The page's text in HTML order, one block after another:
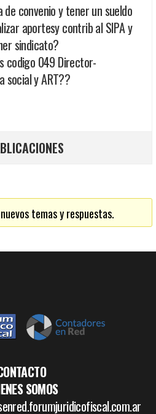
convenio y tener un sueldo
aportesy contrib al SIPA y
sindicato?
codigo 049 Director-
social y ART??
temas y respuestas.
SOMOS